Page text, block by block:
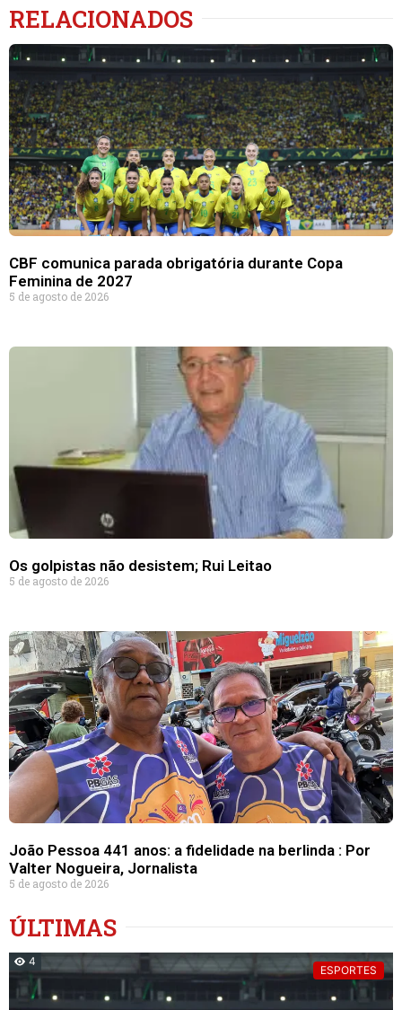
RELACIONADOS
CBF comunica parada obrigatória durante Copa
Feminina de 2027
5 de agosto de 2026
Os golpistas não desistem; Rui Leitao
5 de agosto de 2026
João Pessoa 441 anos: a fidelidade na berlinda : Por
Valter Nogueira, Jornalista
5 de agosto de 2026
ÚLTIMAS
4
ESPORTES